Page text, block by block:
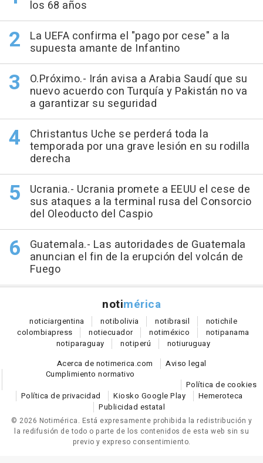
los 68 años
La UEFA confirma el "pago por cese" a la
supuesta amante de Infantino
O.Próximo.- Irán avisa a Arabia Saudí que su
nuevo acuerdo con Turquía y Pakistán no va
a garantizar su seguridad
Christantus Uche se perderá toda la
temporada por una grave lesión en su rodilla
derecha
Ucrania.- Ucrania promete a EEUU el cese de
sus ataques a la terminal rusa del Consorcio
del Oleoducto del Caspio
Guatemala.- Las autoridades de Guatemala
anuncian el fin de la erupción del volcán de
Fuego
notimérica
noticiargentina notibolivia notibrasil notichile
colombiapress notiecuador notiméxico notipanama
notiparaguay notiperú notiuruguay
Acerca de notimerica.com
Aviso legal
Cumplimiento normativo
Política de cookies
Política de privacidad
Kiosko Google Play
Hemeroteca
Publicidad estatal
© 2026 Notimérica. Está expresamente prohibida la redistribución y
la redifusión de todo o parte de los contenidos de esta web sin su
previo y expreso consentimiento.